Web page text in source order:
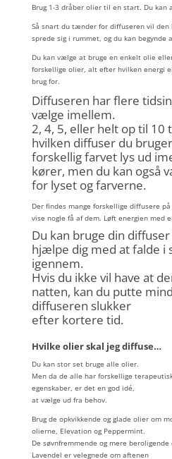
Brug 1-3 dråber olier til en start. Du kan
Så snart du tænder for diffuseren vil den
sprede sig i rummet, og du kan begynde
Du kan vælge at bruge en enkelt olie
forskellige olier, alt efter hvilken energi
brug for.
Diffuseren har flere
vælge imellem.
2, 4, 5, eller helt op til
hvilken diffuser du
forskellig farvet lys ud
kører, men du kan også
for lyset og farverne.
Der findes mange forskellige diffusere
vise nogle få af dem. Løft energien med
Du kan bruge din
hjælpe dig med at falde i
igennem.
Hvis du ikke vil have at
natten, kan du putte
diffuseren slukker
efter kortere tid.
Hvilke olier skal jeg diffuse…
Du kan stor set bruge alle olier.
Men da de alle har forskellige
egenskaber, er det en god idé,
at vælge ud fra behov.
Brug de opkvikkende og glade olier om
olierne, Elevation og Peppermint.
De søvnfremmende og mere
Lavendel er velegnede om aftenen